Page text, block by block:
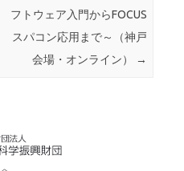
フトウェア入門からFOCUS
スパコン応用まで～（神戸
会場・オンライン）
→